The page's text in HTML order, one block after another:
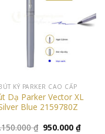
KÝ PARKER CAO CẤP
Dạ Parker Vector XL
Blue 2159780Z
₫ Giá
950.000₫Giá